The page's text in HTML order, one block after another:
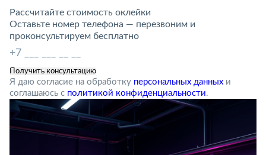
Рассчитайте стоимость оклейки
Оставьте номер телефона — перезвоним и
проконсультируем бесплатно
Я даю согласие на обработку персональных данных и
соглашаюсь с политикой конфиденциальности.